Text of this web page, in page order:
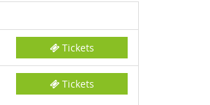
Tickets
Tickets